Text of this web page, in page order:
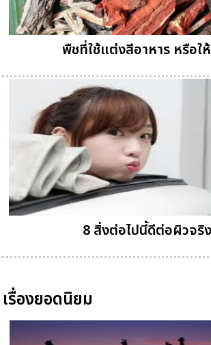
พืชที่ใช้แต่งสีอาหาร หรือใ
8 สิ่งต่อไปนี้ดีต่อผิวจริ
เรื่องยอดนิยม